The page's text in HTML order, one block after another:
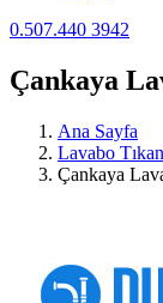
0.507.440 3942
Çankaya
Ana Sayfa
Lavabo
Çankaya